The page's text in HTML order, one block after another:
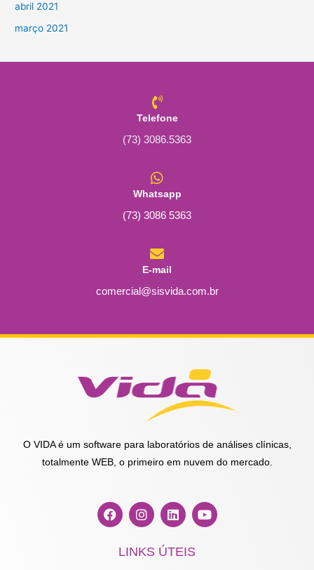
abril 2021
março 2021
Telefone
(73) 3086.5363
Whatsapp
(73) 3086 5363
E-mail
comercial@sisvida.com.br
O VIDA é um software para laboratórios de análises clínicas,
totalmente WEB, o primeiro em nuvem do mercado.
F
a
I
n
t
a
L
i
k
e
Y
o
LINKS ÚTEIS